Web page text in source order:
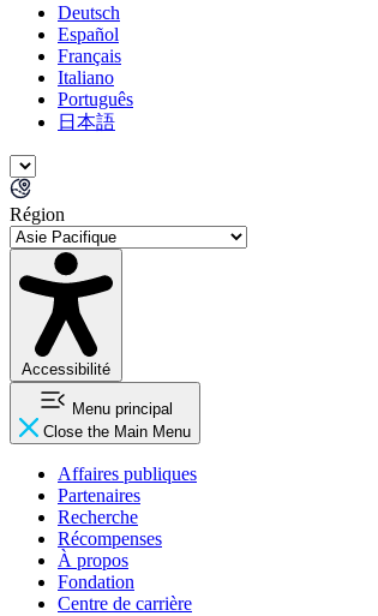
Deutsch
Español
Français
Italiano
Português
日本語
Région
Accessibilité
Menu principal
Close the Main Menu
Affaires publiques
Partenaires
Recherche
Récompenses
À propos
Fondation
Centre de carrière